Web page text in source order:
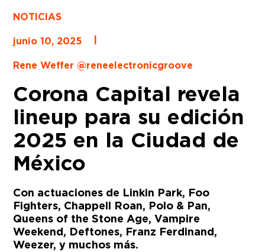
NOTICIAS
junio 10, 2025
Rene Weffer @reneelectronicgroove
Corona Capital revela
lineup para su edición
2025 en la Ciudad de
México
Con actuaciones de Linkin Park, Foo
Fighters, Chappell Roan, Polo & Pan,
Queens of the Stone Age, Vampire
Weekend, Deftones, Franz Ferdinand,
Weezer, y muchos más.